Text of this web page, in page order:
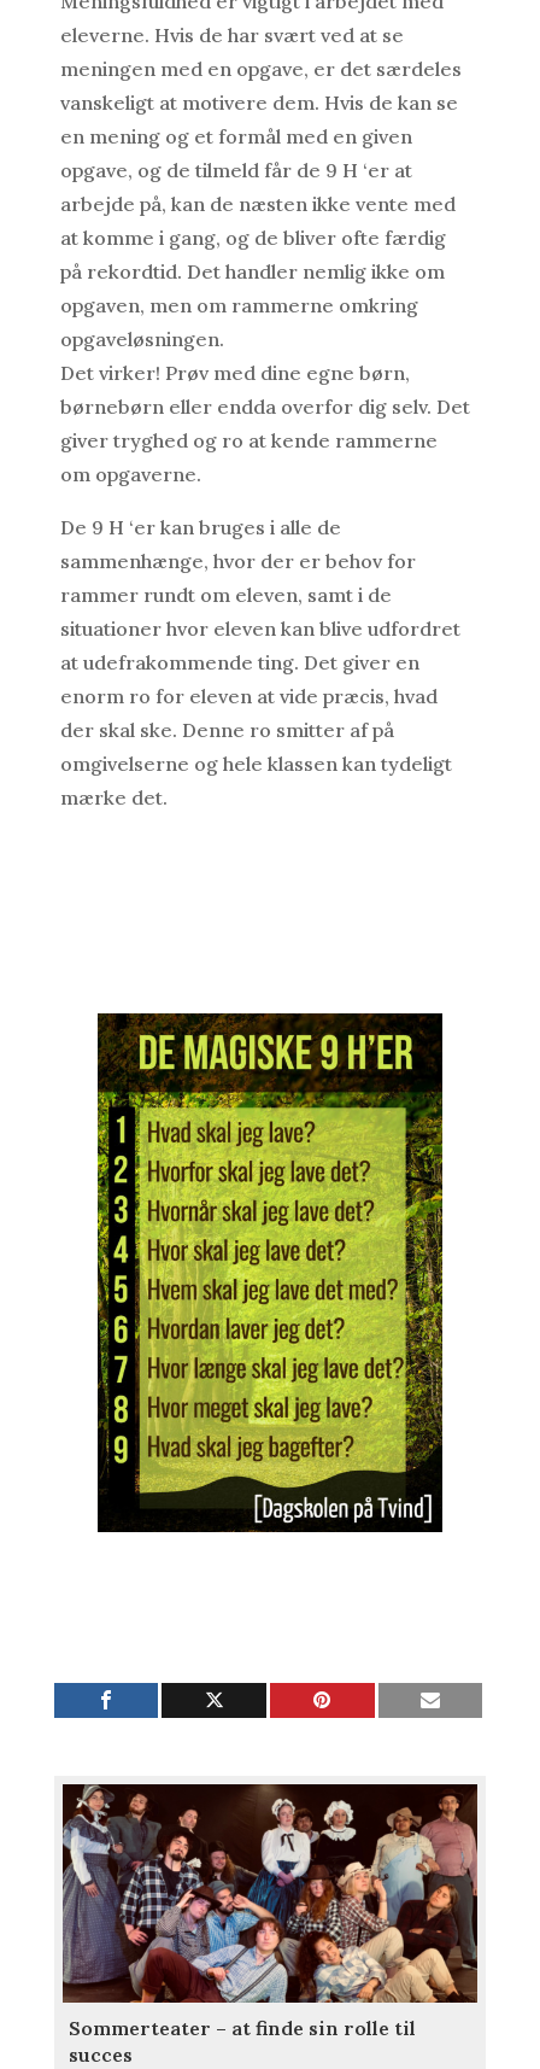
eleverne. Hvis de har svært ved at se
meningen med en opgave, er det særdeles
vanskeligt at motivere dem. Hvis de kan se
en mening og et formål med en given
opgave, og de tilmeld får de 9 H ‘er at
arbejde på, kan de næsten ikke vente med
at komme i gang, og de bliver ofte færdig
på rekordtid. Det handler nemlig ikke om
opgaven, men om rammerne omkring
opgaveløsningen.
Det virker! Prøv med dine egne børn,
børnebørn eller endda overfor dig selv. Det
giver tryghed og ro at kende rammerne
om opgaverne.
De 9 H ‘er kan bruges i alle de
sammenhænge, hvor der er behov for
rammer rundt om eleven, samt i de
situationer hvor eleven kan blive udfordret
at udefrakommende ting. Det giver en
enorm ro for eleven at vide præcis, hvad
der skal ske. Denne ro smitter af på
omgivelserne og hele klassen kan tydeligt
mærke det.
Sommerteater – at finde sin rolle til
succes